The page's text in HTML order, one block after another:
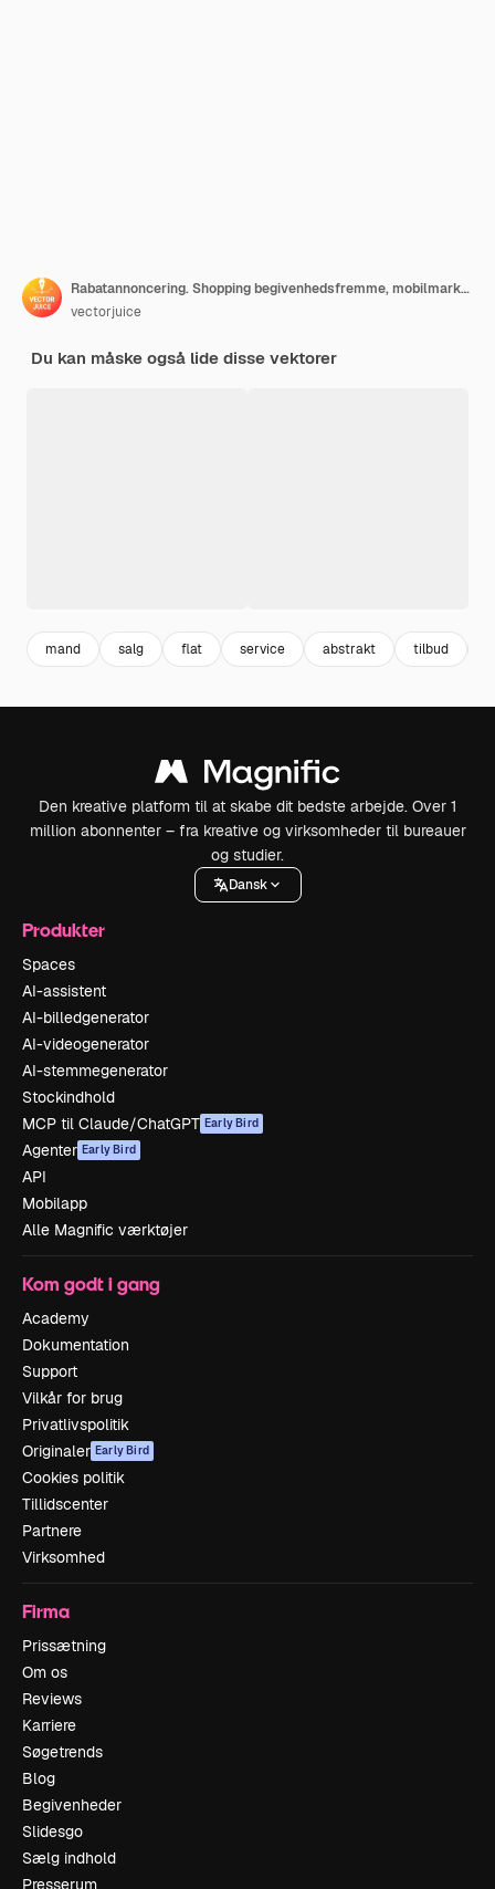
Rabatannoncering. Shopping begivenhedsfremme, mobilmarked, kundeattraktion. Smm manager tegneseriefigur. Reklamemand, der arbejder med computer.
vectorjuice
Du kan måske også lide disse vektorer
mand salg flat service abstrakt tilbud
Den kreative platform til at skabe dit bedste arbejde. Over 1
million abonnenter – fra kreative og virksomheder til bureauer
og studier.
Dansk
Produkter
Spaces
AI-assistent
AI-billedgenerator
AI-videogenerator
AI-stemmegenerator
Stockindhold
MCP til Claude/ChatGPT Early Bird
Agenter Early Bird
API
Mobilapp
Alle Magnific værktøjer
Kom godt i gang
Academy
Dokumentation
Support
Vilkår for brug
Privatlivspolitik
Originaler Early Bird
Cookies politik
Tillidscenter
Partnere
Virksomhed
Firma
Prissætning
Om os
Reviews
Karriere
Søgetrends
Blog
Begivenheder
Slidesgo
Sælg indhold
Presserum